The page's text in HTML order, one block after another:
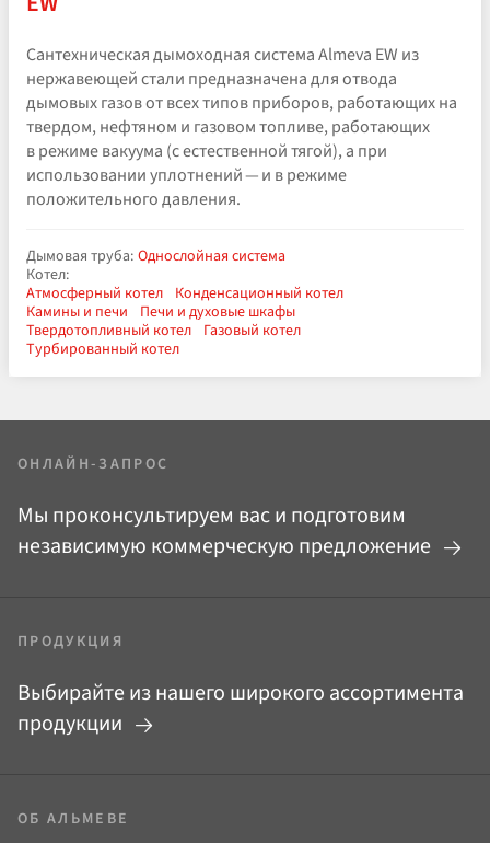
Сантехническая дымоходная система Almeva EW из
нержавеющей стали предназначена для отвода
дымовых газов от всех типов приборов, работающих на
твердом, нефтяном и газовом топливе, работающих
в режиме вакуума (с естественной тягой), а при
использовании уплотнений — и в режиме
положительного давления.
Дымовая труба: Однослойная система
Котел:
Атмосферный котел Конденсационный котел
Камины и печи
Печи и духовые шкафы
Твердотопливный котел Газовый котел
Турбированный котел
ОНЛАЙН-ЗАПРОС
Мы проконсультируем вас и подготовим
независимую коммерческую предложение
ПРОДУКЦИЯ
Выбирайте из нашего широкого ассортимента
продукции
ОБ АЛЬМЕВЕ